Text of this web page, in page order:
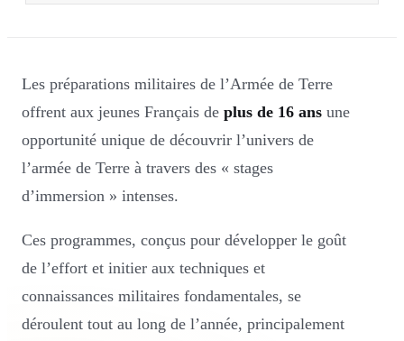
Les préparations militaires de l’Armée de Terre
offrent aux jeunes Français de plus de 16 ans une
opportunité unique de découvrir l’univers de
l’armée de Terre à travers des « stages
d’immersion » intenses.
Ces programmes, conçus pour développer le goût
de l’effort et initier aux techniques et
connaissances militaires fondamentales, se
déroulent tout au long de l’année, principalement